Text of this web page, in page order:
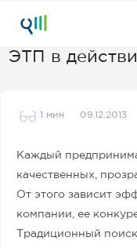
ЭТП в
1 мин 09.12.2013
Каждый
качественных,
От этого зависит
компании, ее
Традиционный